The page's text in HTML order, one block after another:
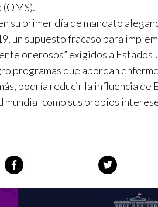
(OMS).
su primer día de mandato
un supuesto fracaso para
onerosos” exigidos a Estados
programas que abordan
podría reducir la influencia de
como sus propios